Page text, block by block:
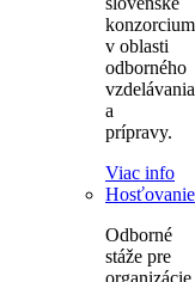
konzorcium
v oblasti
odborného
vzdelávania
a
prípravy.
Viac info
Hosťovanie
Odborné
stáže pre
organizácie